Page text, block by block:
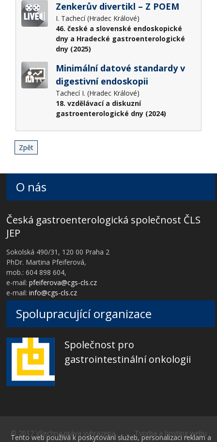
Zenkerův divertikl – Z POEM
I. Tachecí (Hradec Králové)
46. české a slovenské endoskopické
dny a Hradecké gastroenterologické
dny (2025)
Minimální datové standardy v
digestivní endoskopii
Tachecí I. (Hradec Králové)
18. vzdělávací a diskuzní
gastroenterologické dny (2024)
Zpět
O nás
Česká gastroenterologická společnost ČLS
JEP
Sokolská 490/31, 120 00 Praha 2
PhDr. Martina Pfeiferová,
mob.: 604 898 604,
e-mail:pfeiferova@cgs-cls.cz
e-mail:info@cgs-cls.cz
Spolupracující organizace
Společnost pro
gastrointestinální onkologii
© 2017 Všechna práva vyhrazena Tvorba a hosting webu
Tento web používá k poskytování služeb, personalizaci reklam a